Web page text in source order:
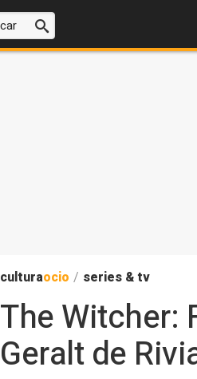
culturaocio / series & tv
The Witcher:
Geralt de